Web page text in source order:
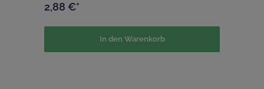
2,88 €*
In den Warenkorb